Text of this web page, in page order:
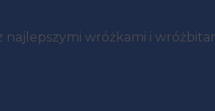
najlepszymi wróżkami i